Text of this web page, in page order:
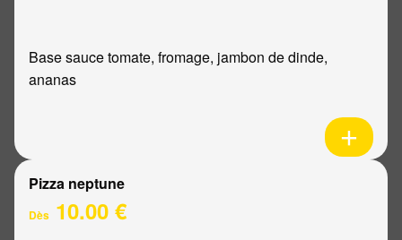
Base sauce tomate, fromage, jambon de dinde,
ananas
Pizza neptune
Dès 10.00 €